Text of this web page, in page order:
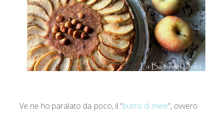
Ve ne ho paralato da poco, il “burro di mele“, ovvero